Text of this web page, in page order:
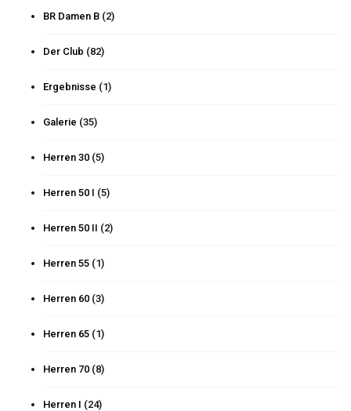
BR Damen B (2)
Der Club (82)
Ergebnisse (1)
Galerie (35)
Herren 30 (5)
Herren 50 I (5)
Herren 50 II (2)
Herren 55 (1)
Herren 60 (3)
Herren 65 (1)
Herren 70 (8)
Herren I (24)